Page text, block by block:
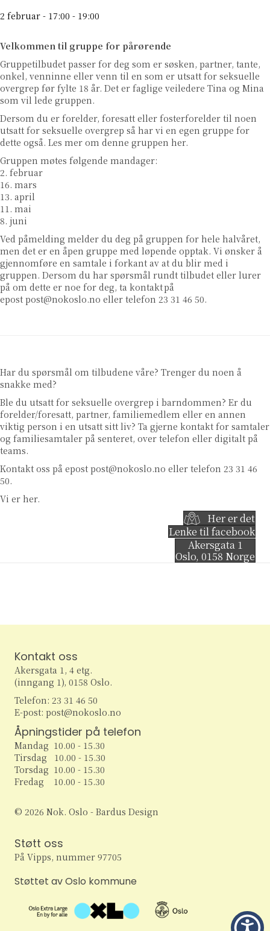
2 februar - 17:00 - 19:00
Velkommen til gruppe for pårørende
Gruppetilbudet passer for deg som er søsken, partner, tante,
onkel, venninne eller venn til en som er utsatt for seksuelle
overgrep før fylte 18 år. Det er faglige veiledere Tina og Mina
som vil lede gruppen.
Dersom du er forelder, foresatt eller fosterforelder til noen
utsatt for seksuelle overgrep så har vi en egen gruppe for
dette også. Les mer om denne gruppen her.
Gruppen møtes følgende mandager:
2. februar
16. mars
13. april
11. mai
8. juni
Ved påmelding melder du deg på gruppen for hele halvåret,
men det er en åpen gruppe med løpende opptak. Vi ønsker å
gjennomføre en samtale i forkant av at du blir med i
gruppen. Dersom du har spørsmål rundt tilbudet eller lurer
på om dette er noe for deg, ta kontakt på
epost post@nokoslo.no eller telefon 23 31 46 50.
Har du spørsmål om tilbudene våre? Trenger du noen å
snakke med?
Ble du utsatt for seksuelle overgrep i barndommen? Er du
forelder/foresatt, partner, familiemedlem eller en annen
viktig person i en utsatt sitt liv? Ta gjerne kontakt for samtaler
og familiesamtaler på senteret, over telefon eller digitalt på
teams.
Kontakt oss på epost post@nokoslo.no eller telefon 23 31 46
50.
Vi er her.
Her er det
Lenke til facebook
Akersgata 1
Oslo, 0158 Norge
Kontakt oss
Akersgata 1, 4 etg.
(inngang 1), 0158 Oslo.
Telefon: 23 31 46 50
E-post: post@nokoslo.no
Åpningstider på telefon
Mandag 10.00 - 15.30
Tirsdag 10.00 - 15.30
Torsdag 10.00 - 15.30
Fredag 10.00 - 15.30
© 2026 Nok. Oslo - Bardus Design
Støtt oss
På Vipps, nummer 97705
Støttet av Oslo kommune